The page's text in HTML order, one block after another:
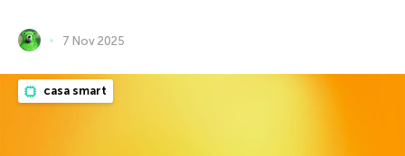
7 Nov 2025
casa smart